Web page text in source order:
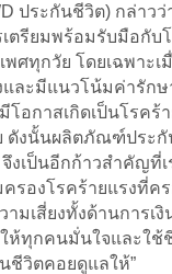
ประกันชีวิต) กล่าวว่
ตรียมพร้อมรับมือกับ
ศทุกวัย โดยเฉพาะเ
และมีแนวโน้มค่ารัก
อกาสเกิดเป็นโรคร้
ดังนั้นผลิตภัณฑ์ประกัน
จึงเป็นอีกก้าวสำคัญที่
รองโรคร้ายแรงที่ค
มเสี่ยงทั้งด้านการเ
ให้ทุกคนมั่นใจและใช้
ชีวิตคอยดูแลให้”